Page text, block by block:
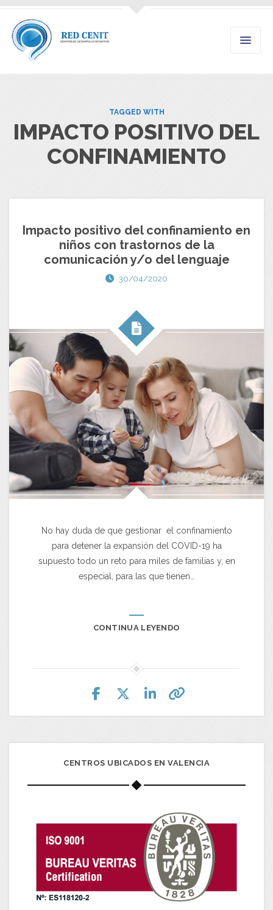
TAGGED WITH
IMPACTO POSITIVO DEL
CONFINAMIENTO
Impacto positivo del confinamiento en
niños con trastornos de la
comunicación y/o del lenguaje
30/04/2020
No hay duda de que gestionar el confinamiento
para detener la expansión del COVID-19 ha
supuesto todo un reto para miles de familias y, en
especial, para las que tienen…
CONTINUA LEYENDO
CENTROS UBICADOS EN VALENCIA